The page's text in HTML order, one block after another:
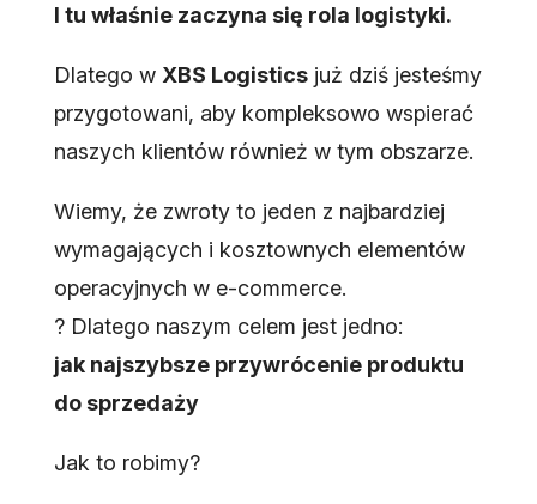
I tu właśnie zaczyna się rola logistyki.
Dlatego w XBS Logisticsjuż dziś jesteśmy
przygotowani, aby kompleksowo wspierać
naszych klientów również w tym obszarze.
Wiemy, że zwroty to jeden z najbardziej
wymagających i kosztownych elementów
operacyjnych w e-commerce.
? Dlatego naszym celem jest jedno:
jak najszybsze przywrócenie produktu
do sprzedaży
Jak to robimy?